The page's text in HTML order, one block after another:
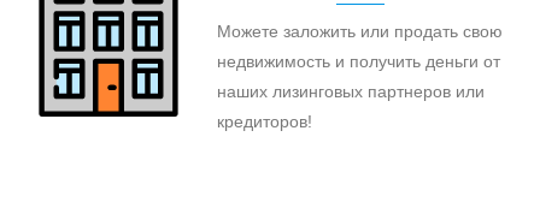
Можете заложить или продать свою
недвижимость и получить деньги от
наших лизинговых партнеров или
кредиторов!